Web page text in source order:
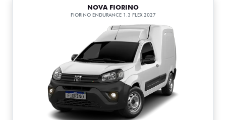
NOVA FIORINO
FIORINO ENDURANCE 1.3 FLEX 2027